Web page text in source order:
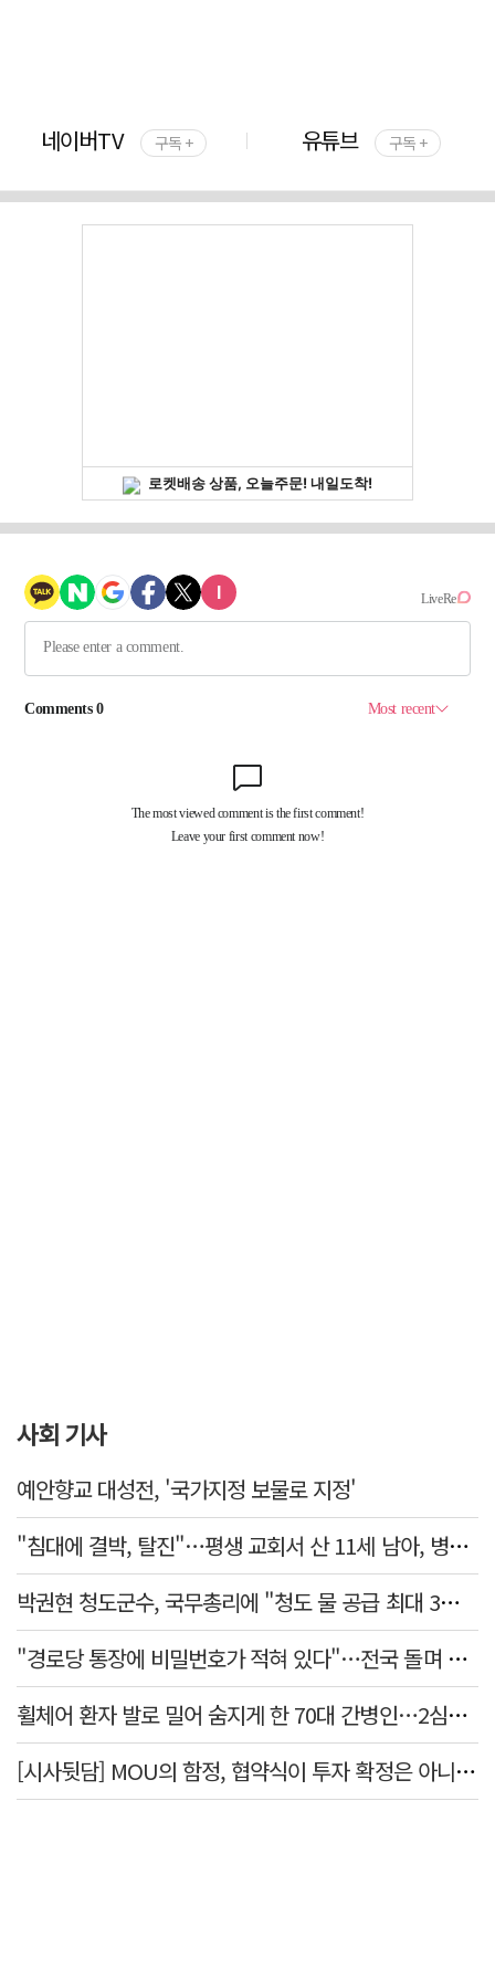
네이버TV 구독 + 유튜브 구독 +
사회 기사
예안향교 대성전, '국가지정 보물로 지정'
"침대에 결박, 탈진"…평생 교회서 산 11세 남아, 병원 이송 끝 숨져
박권현 청도군수, 국무총리에 "청도 물 공급 최대 3만t 늘려달라"
"경로당 통장에 비밀번호가 적혀 있다"…전국 돌며 경로당 13곳 턴 30대 구속
휠체어 환자 발로 밀어 숨지게 한 70대 간병인…2심도 집행유예
[시사뒷담] MOU의 함정, 협약식이 투자 확정은 아니긴 해